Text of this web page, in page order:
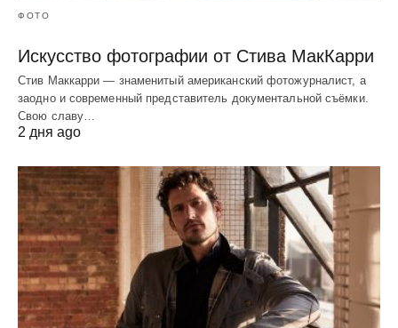
ФОТО
Искусство фотографии от Стива МакКарри
Стив Маккарри — знаменитый американский фотожурналист, а
заодно и современный представитель документальной съёмки.
Свою славу…
2 дня ago